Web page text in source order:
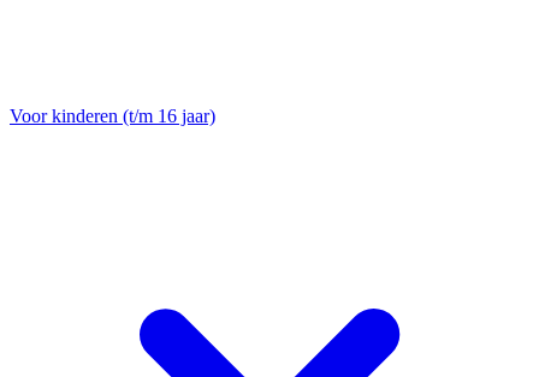
Voor kinderen (t/m 16 jaar)